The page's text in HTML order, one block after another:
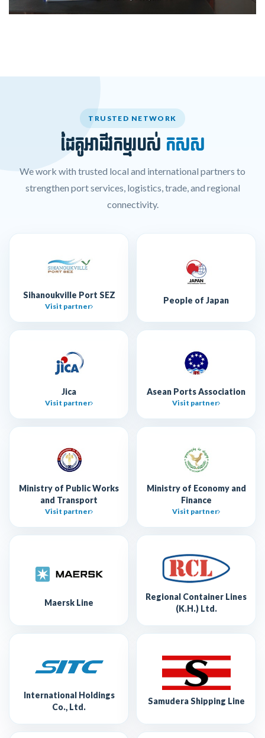
TRUSTED NETWORK
ដៃគូអាជីវកម្មរបស់ កសស
We work with trusted local and international partners to
strengthen port services, logistics, trade, and regional
connectivity.
Sihanoukville Port SEZ
Visit partner
People of Japan
Jica
Visit partner
Asean Ports Association
Visit partner
Ministry of Public Works
and Transport
Visit partner
Ministry of Economy and
Finance
Visit partner
Maersk Line
Regional Container Lines
(K.H.) Ltd.
International Holdings
Co., Ltd.
Samudera Shipping Line